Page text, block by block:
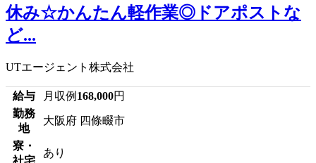
休み☆かんたん軽作業◎ドアポストな
ど...
UTエージェント株式会社
給与 月収例 168,000円
勤務
地
大阪府 四條畷市
寮・
社宅
あり